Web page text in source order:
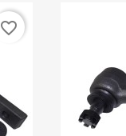
favorite_border